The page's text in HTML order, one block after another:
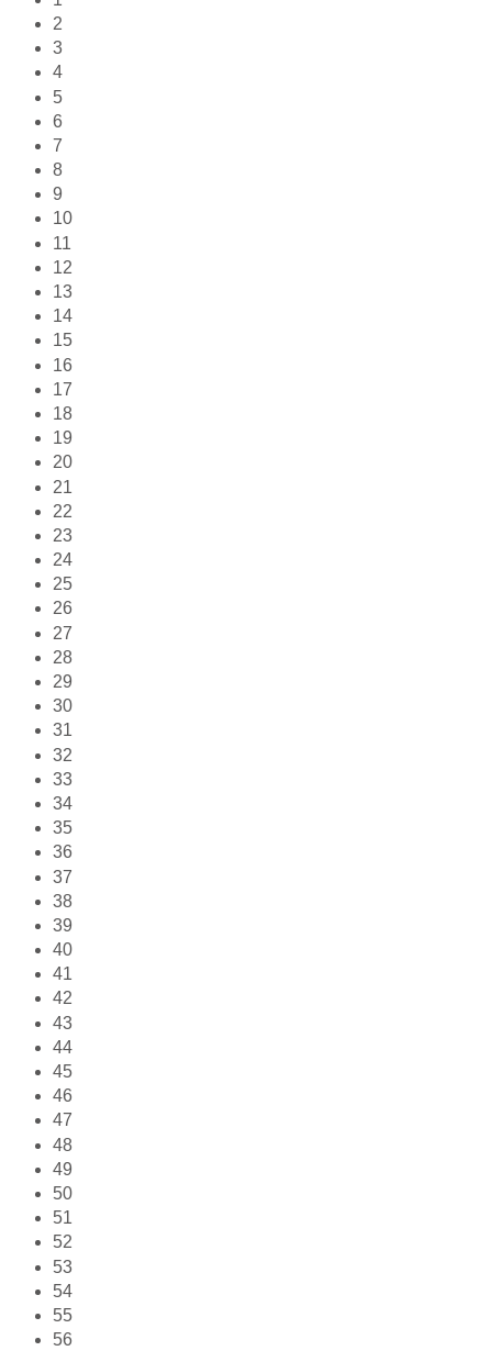
2
3
4
5
6
7
8
9
10
11
12
13
14
15
16
17
18
19
20
21
22
23
24
25
26
27
28
29
30
31
32
33
34
35
36
37
38
39
40
41
42
43
44
45
46
47
48
49
50
51
52
53
54
55
56